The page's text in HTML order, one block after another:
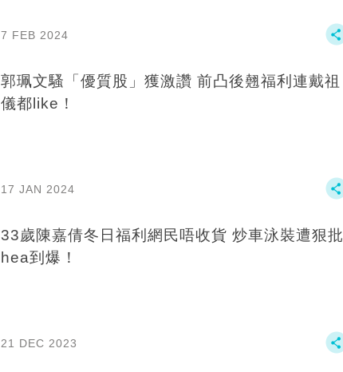
7 FEB 2024
郭珮文騷「優質股」獲激讚 前凸後翹福利連戴祖
儀都like！
17 JAN 2024
33歲陳嘉倩冬日福利網民唔收貨 炒車泳裝遭狠批
hea到爆！
21 DEC 2023